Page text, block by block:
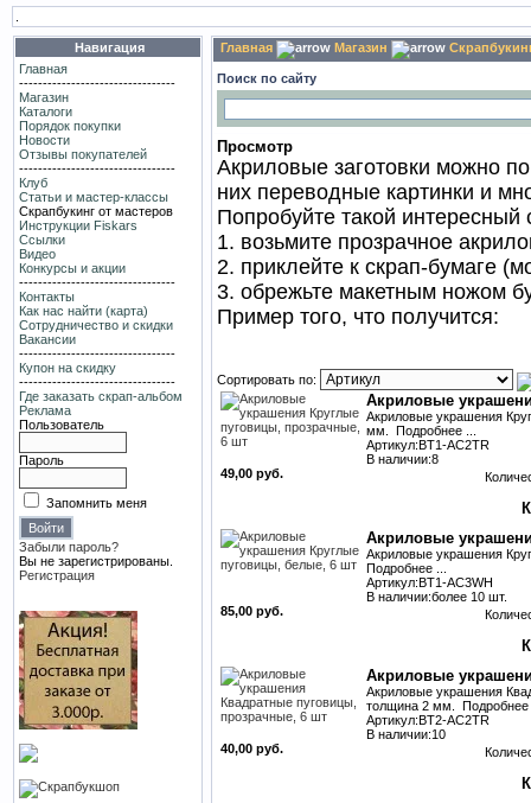
Навигация
Главная
---------------------------------
Магазин
Каталоги
Порядок покупки
Новости
Отзывы покупателей
---------------------------------
Клуб
Статьи и мастер-классы
Скрапбукинг от мастеров
Инструкции Fiskars
Ссылки
Видео
Конкурсы и акции
---------------------------------
Контакты
Как нас найти (карта)
Сотрудничество и скидки
Вакансии
---------------------------------
Купон на скидку
---------------------------------
Где заказать скрап-альбом
Реклама
Пользователь
Пароль
Запомнить меня
Забыли пароль?
Вы не зарегистрированы.
Регистрация
Главная Магазин
Поиск по сайту
Просмотр
Акриловые заготовки можно
них переводные картинки и
Попробуйте такой интересный
1. возьмите прозрачное
2. приклейте к скрап-бумаге
3. обрежьте макетным ножом
Пример того, что получится:
Сортировать по:
Акриловые
Акриловые украшения
мм. Подробнее ...
Артикул:BT1-AC2TR
В наличии:8
49,00 руб.
Акриловые
Акриловые украшения
Подробнее ...
Артикул:BT1-AC3WH
В наличии:более 10 шт.
85,00 руб.
Акриловые
Акриловые украшения
толщина 2 мм. Подробнее
Артикул:BT2-AC2TR
В наличии:10
40,00 руб.